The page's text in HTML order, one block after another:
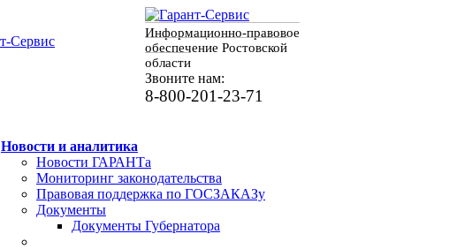
Информационно-правовое
обеспечение Ростовской
области
Звоните нам:
8-800-201-23-71
Новости и аналитика
Новости ГАРАНТа
Мониторинг законодательства
Правовая поддержка по ГОСЗАКАЗу
Документы
Документы Губернатора